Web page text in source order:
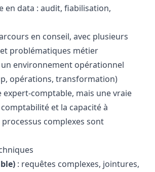
en data : audit, fiabilisation,
en conseil, avec plusieurs
problématiques métier
un environnement opérationnel
opérations, transformation)
expert-comptable, mais une vraie
et la capacité à
complexes sont
: requêtes complexes, jointures,